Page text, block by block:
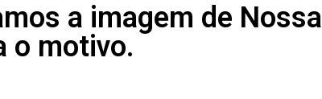
a imagem de Nossa
o motivo.